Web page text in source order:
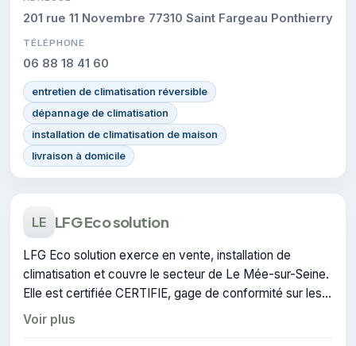
201 rue 11 Novembre 77310 Saint Fargeau Ponthierry
TÉLÉPHONE
06 88 18 41 60
entretien de climatisation réversible
dépannage de climatisation
installation de climatisation de maison
livraison à domicile
LE LFG Eco solution
LFG Eco solution exerce en vente, installation de
climatisation et couvre le secteur de Le Mée-sur-Seine.
Elle est certifiée CERTIFIE, gage de conformité sur les
interventions réalisées.
Voir plus